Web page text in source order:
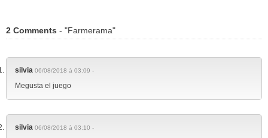
2 Comments - "Farmerama"
silvia 06/08/2018 à 03:09 -
Megusta el juego
silvia 06/08/2018 à 03:10 -